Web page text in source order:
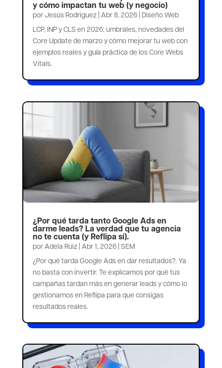
y cómo impactan tu web (y negocio)
por Jesús Rodriguez| Abr 8, 2026| Diseño Web
LCP, INP y CLS en 2026: umbrales, novedades del
Core Update de marzo y cómo mejorar tu web con
ejemplos reales y guía práctica de los Core Webs
Vitals.
¿Por qué tarda tanto Google Ads en
darme leads? La verdad que tu agencia
no te cuenta (y Reflipa sí).
por Adela Ruiz| Abr 1, 2026| SEM
¿Por qué tarda Google Ads en dar resultados?. Ya
no basta con invertir. Te explicamos por qué tus
campañas tardan más en generar leads y cómo lo
gestionamos en Reflipa para que consigas
resultados reales.